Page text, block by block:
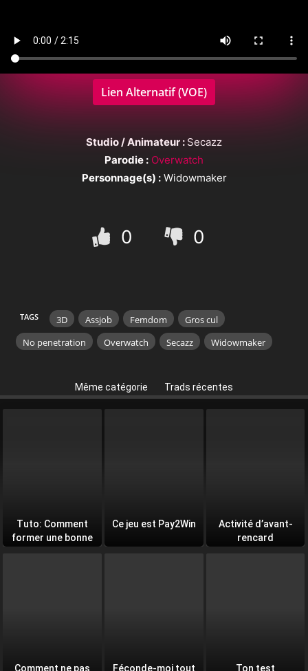
Lien Alternatif (VOE)
Studio / Animateur : Secazz
Parodie : Overwatch
Personnage(s) :Widowmaker
0 0
TAGS 3D Assjob Femdom
Gros cul
No penetration
Overwatch Secazz Widowmaker
Même catégorie Trads récentes
Tuto: Comment
former une bonne
Ce jeu est Pay2Win
Activité d’avant-
rencard
Comment ne pas Féconde-moi tout Ton test